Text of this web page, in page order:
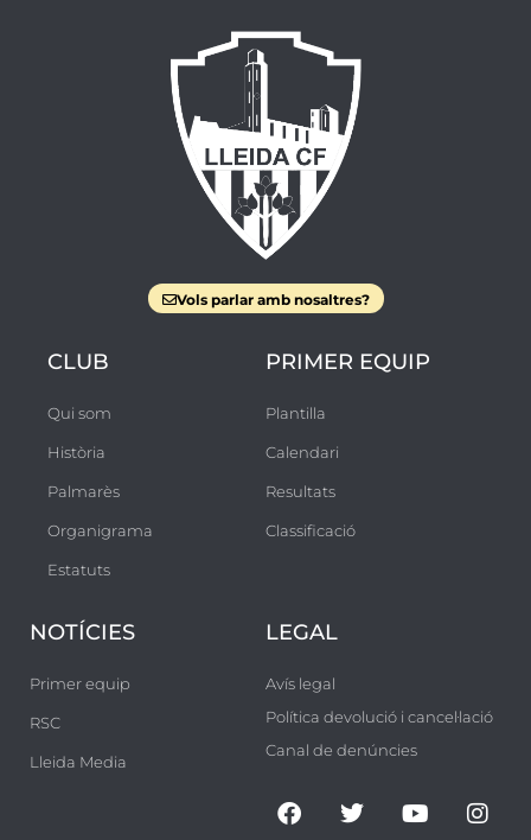
Vols parlar amb nosaltres?
CLUB
Qui som
Història
Palmarès
Organigrama
Estatuts
PRIMER EQUIP
Plantilla
Calendari
Resultats
Classificació
NOTÍCIES
Primer equip
RSC
Lleida Media
LEGAL
Avís legal
Política devolució i cancel·lació
Canal de denúncies